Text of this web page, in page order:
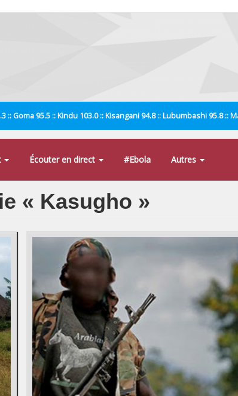
:: Goma 95.5 :: Kindu 103.0 :: Kisangani 94.8 :: Lubumbashi 95.8 ::
Écouter en direct #Ebola Autres
« Kasugho »